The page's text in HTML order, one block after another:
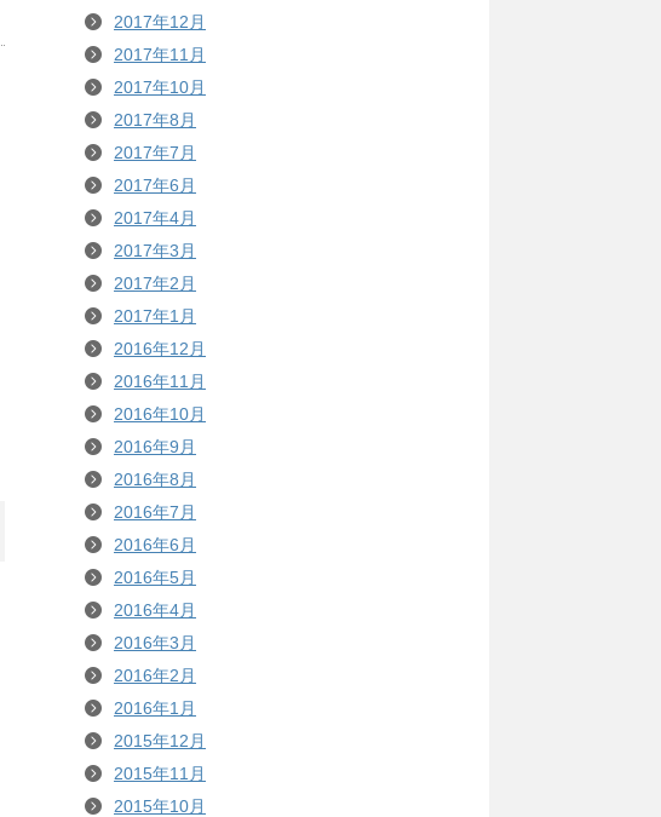
2017年12月
2017年11月
2017年10月
2017年8月
2017年7月
2017年6月
2017年4月
2017年3月
2017年2月
2017年1月
2016年12月
2016年11月
2016年10月
2016年9月
2016年8月
2016年7月
2016年6月
2016年5月
2016年4月
2016年3月
2016年2月
2016年1月
2015年12月
2015年11月
2015年10月